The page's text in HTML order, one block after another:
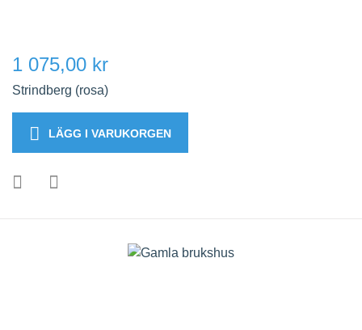
1 075,00 kr
Strindberg (rosa)
LÄGG I VARUKORGEN